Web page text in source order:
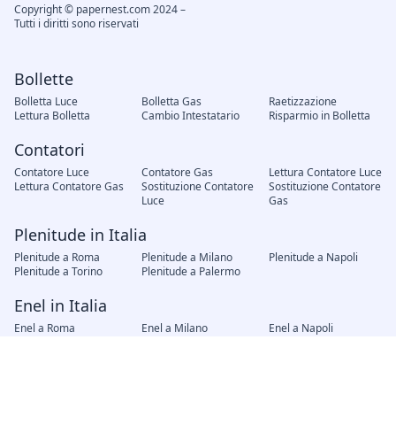
Bollette
Bolletta Luce Bolletta Gas
Raetizzazione
Lettura Bolletta
Cambio Intestatario Risparmio in Bolletta
Contatori
Contatore Luce Contatore Gas
Lettura Contatore Luce
Lettura Contatore Gas
Sostituzione Contatore
Luce
Sostituzione Contatore
Gas
Plenitude in Italia
Plenitude a Roma Plenitude a Milano
Plenitude a Napoli
Plenitude a Torino
Plenitude a Palermo
Enel in Italia
Enel a Roma Enel a Milano
Enel a Napoli
Copyright © papernest.com 2024 –
Tutti i diritti sono riservati